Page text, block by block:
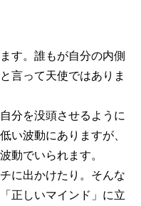
す。誰もが自分の内側
言って天使ではありま
分を没頭させるように
い波動にありますが、
動でいられます。
に出かけたり。そんな
正しいマインド」に立